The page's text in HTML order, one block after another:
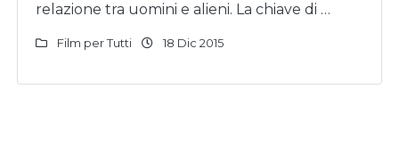
relazione tra uomini e alieni. La chiave di …
Film per Tutti 18 Dic 2015